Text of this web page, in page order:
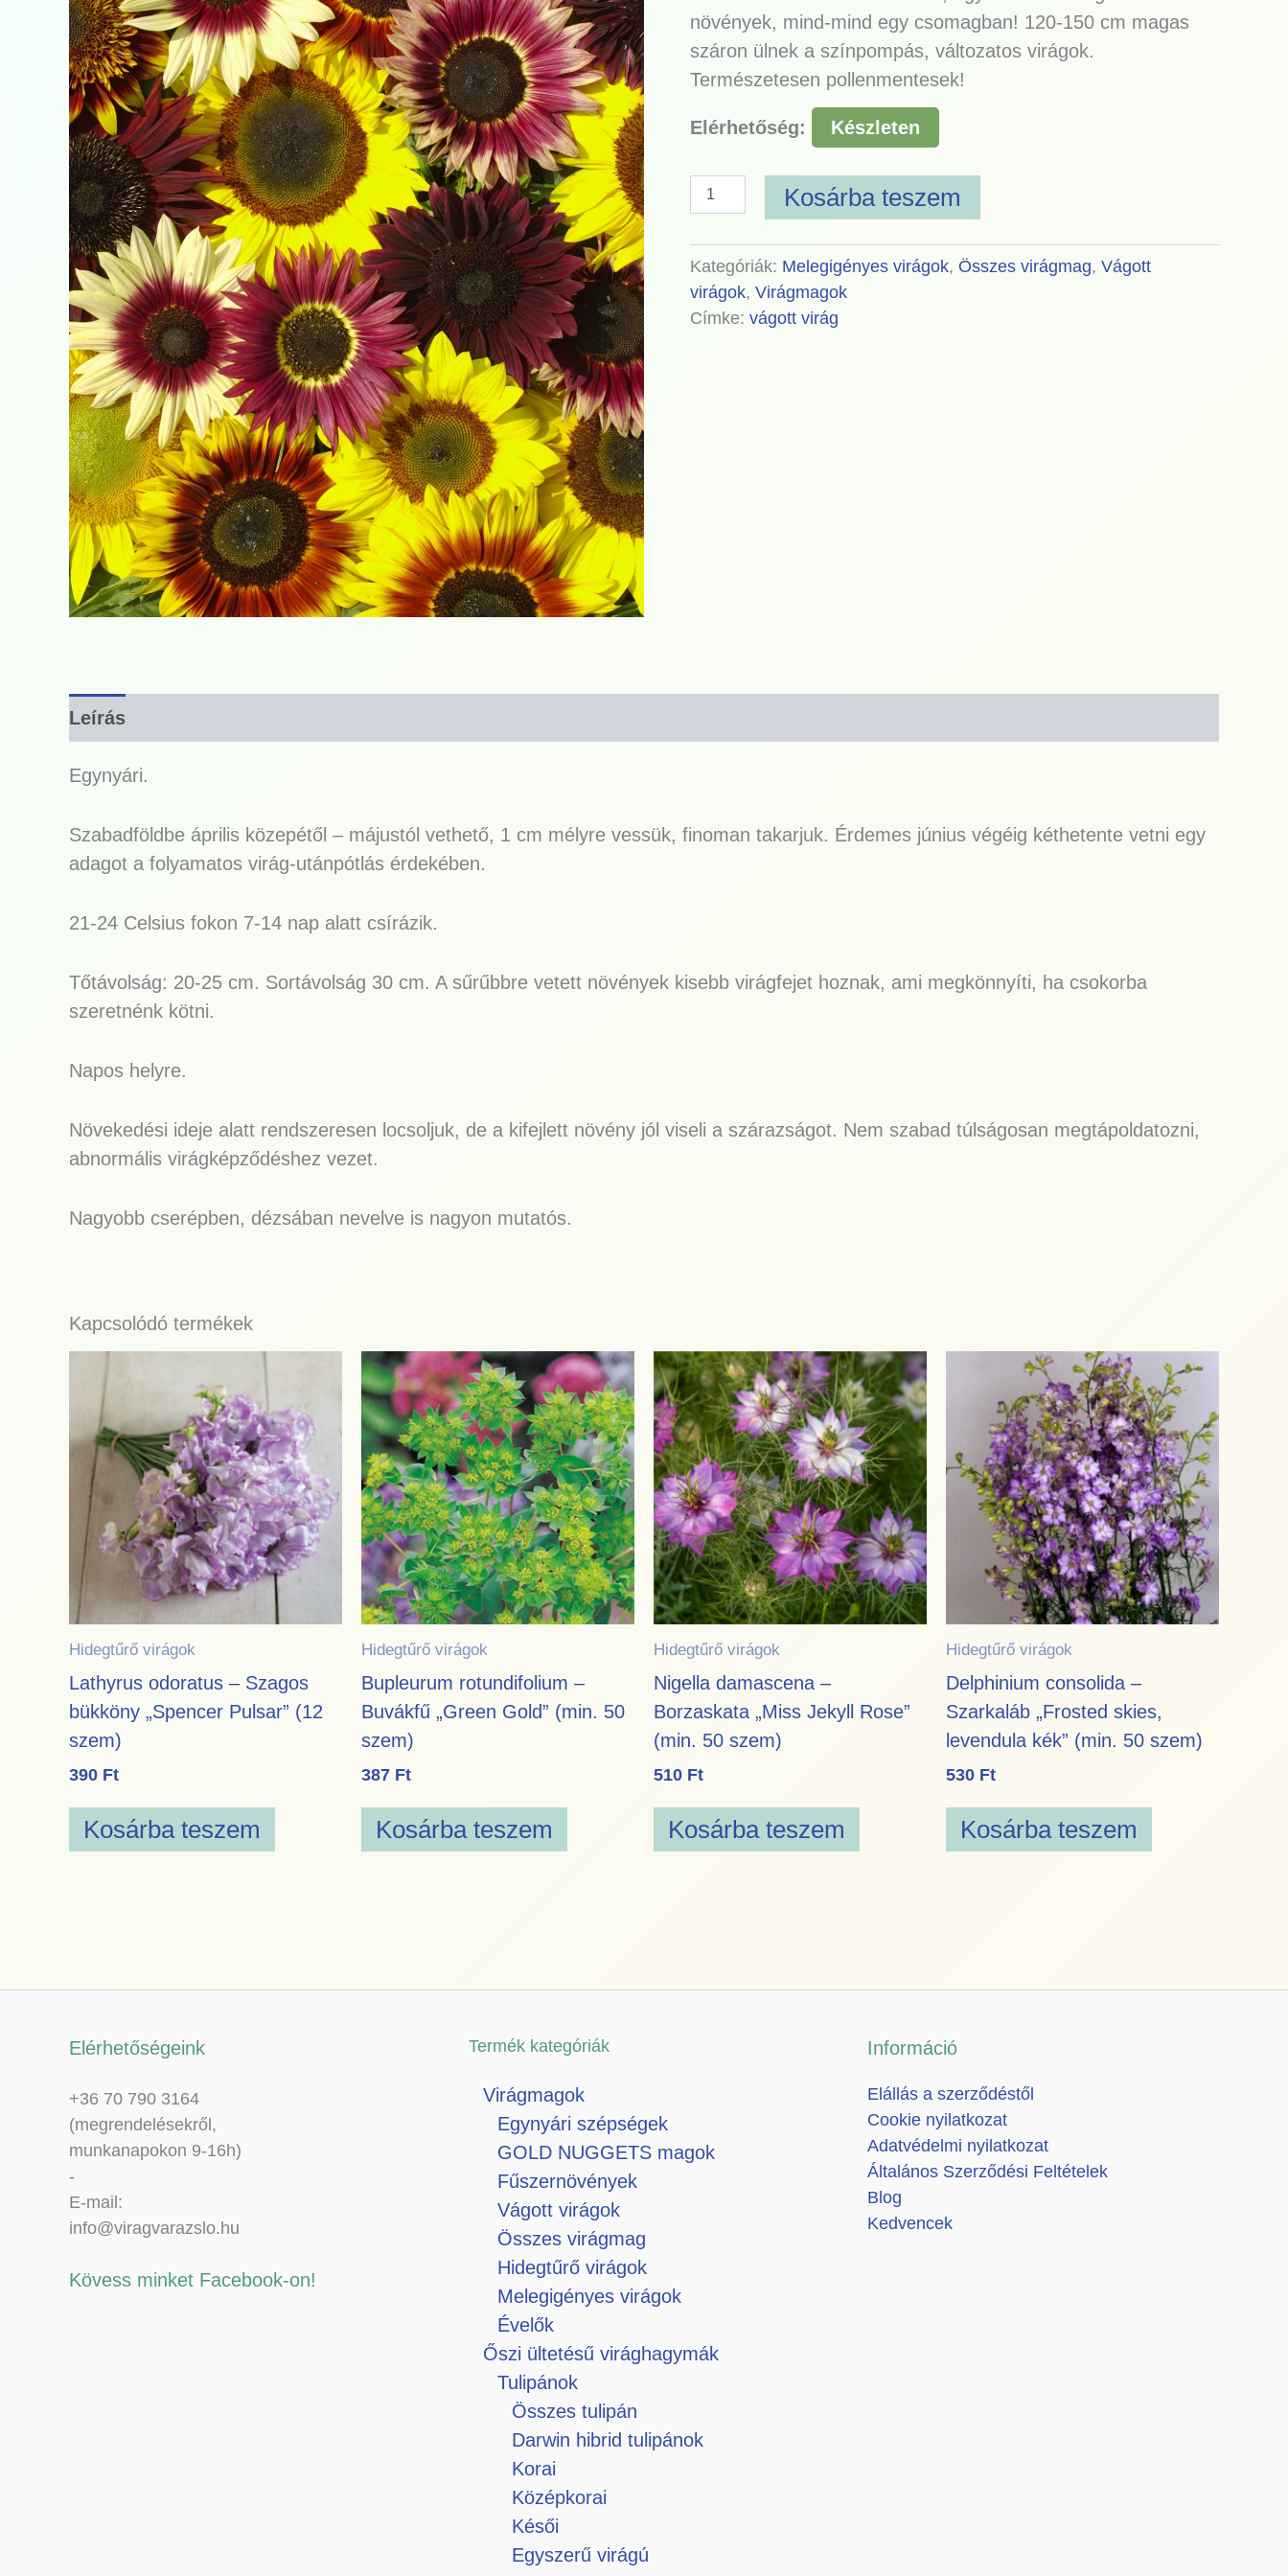
növények, mind-mind egy csomagban! 120-150 cm magas
száron ülnek a színpompás, változatos virágok.
Természetesen pollenmentesek!
Elérhetőség: Készleten
Kosárba teszem
Kategóriák: Melegigényes virágok, Összes virágmag, Vágott
virágok, Virágmagok
Címke: vágott virág
Leírás
Egynyári.
Szabadföldbe április közepétől – májustól vethető, 1 cm mélyre vessük, finoman takarjuk. Érdemes június végéig kéthetente vetni egy
adagot a folyamatos virág-utánpótlás érdekében.
21-24 Celsius fokon 7-14 nap alatt csírázik.
Tőtávolság: 20-25 cm. Sortávolság 30 cm. A sűrűbbre vetett növények kisebb virágfejet hoznak, ami megkönnyíti, ha csokorba
szeretnénk kötni.
Napos helyre.
Növekedési ideje alatt rendszeresen locsoljuk, de a kifejlett növény jól viseli a szárazságot. Nem szabad túlságosan megtápoldatozni,
abnormális virágképződéshez vezet.
Nagyobb cserépben, dézsában nevelve is nagyon mutatós.
Kapcsolódó termékek
Hidegtűrő virágok
Lathyrus odoratus – Szagos
bükköny „Spencer Pulsar” (12
szem)
390 Ft
Kosárba teszem
Hidegtűrő virágok
Bupleurum rotundifolium –
Buvákfű „Green Gold” (min. 50
szem)
387 Ft
Kosárba teszem
Hidegtűrő virágok
Nigella damascena –
Borzaskata „Miss Jekyll Rose”
(min. 50 szem)
510 Ft
Kosárba teszem
Hidegtűrő virágok
Delphinium consolida –
Szarkaláb „Frosted skies,
levendula kék” (min. 50 szem)
530 Ft
Kosárba teszem
Elérhetőségeink
+36 70 790 3164
(megrendelésekről,
munkanapokon 9-16h)
-
E-mail:
info@viragvarazslo.hu
Kövess minket Facebook-on!
Termék kategóriák
Virágmagok
Egynyári szépségek
GOLD NUGGETS magok
Fűszernövények
Vágott virágok
Összes virágmag
Hidegtűrő virágok
Melegigényes virágok
Évelők
Őszi ültetésű virághagymák
Tulipánok
Összes tulipán
Darwin hibrid tulipánok
Korai
Középkorai
Késői
Egyszerű virágú
Információ
Elállás a szerződéstől
Cookie nyilatkozat
Adatvédelmi nyilatkozat
Általános Szerződési Feltételek
Blog
Kedvencek